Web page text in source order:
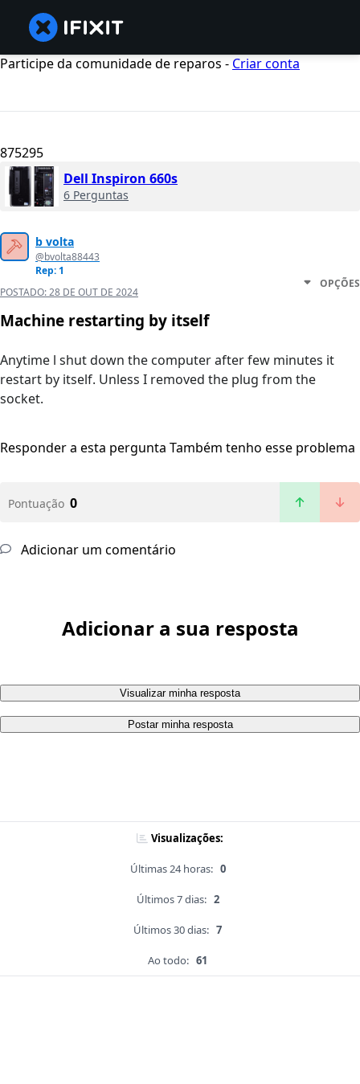
Participe da comunidade de reparos - Criar conta
875295
Dell Inspiron 660s
6 Perguntas
b volta
@bvolta88443
Rep: 1
POSTADO:28 DE OUT DE 2024
OPÇÕES
Machine restarting by itself
Anytime l shut down the computer after few minutes it
restart by itself. Unless I removed the plug from the
socket.
Responder a esta pergunta Também tenho esse problema
Pontuação 0
Adicionar um comentário
Adicionar a sua resposta
Visualizar minha resposta
Postar minha resposta
Visualizações:
Últimas 24 horas: 0
Últimos 7 dias: 2
Últimos 30 dias: 7
Ao todo: 61